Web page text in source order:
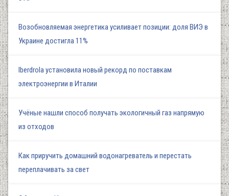
Возобновляемая энергетика усиливает позиции: доля ВИЭ в
Украине достигла 11%
Iberdrola установила новый рекорд по поставкам
электроэнергии в Италии
Учёные нашли способ получать экологичный газ напрямую
из отходов
Как приручить домашний водонагреватель и перестать
переплачивать за свет